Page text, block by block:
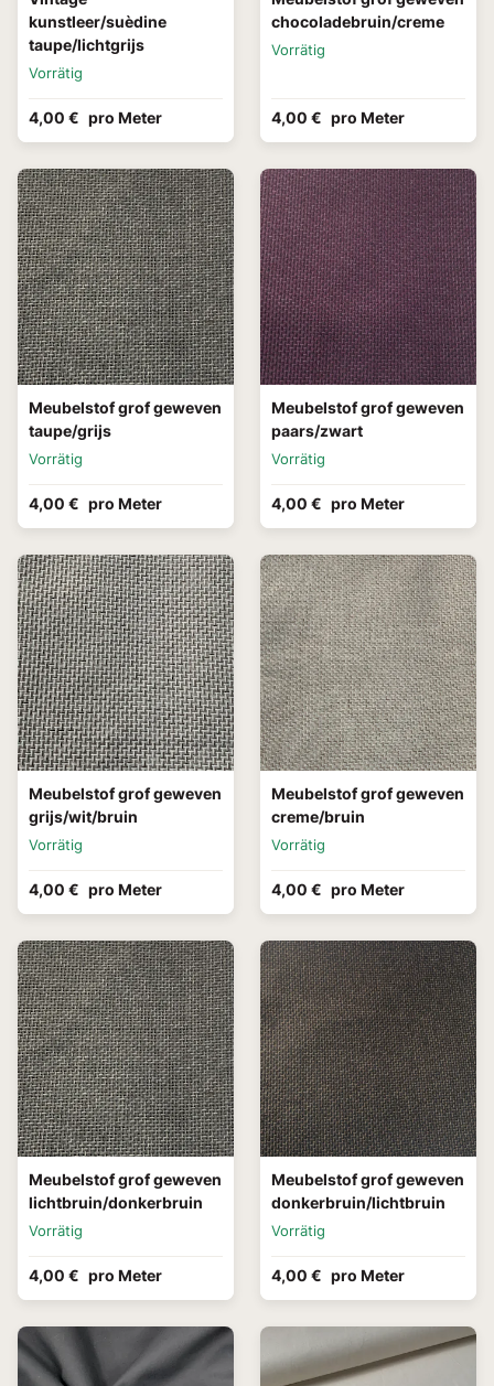
kunstleer/suèdine
taupe/lichtgrijs
Vorrätig
4,00 € pro Meter
chocoladebruin/creme
Vorrätig
4,00 € pro Meter
Meubelstof grof geweven
taupe/grijs
Vorrätig
4,00 € pro Meter
Meubelstof grof geweven
paars/zwart
Vorrätig
4,00 € pro Meter
Meubelstof grof geweven
grijs/wit/bruin
Vorrätig
4,00 € pro Meter
Meubelstof grof geweven
creme/bruin
Vorrätig
4,00 € pro Meter
Meubelstof grof geweven
lichtbruin/donkerbruin
Vorrätig
4,00 € pro Meter
Meubelstof grof geweven
donkerbruin/lichtbruin
Vorrätig
4,00 € pro Meter